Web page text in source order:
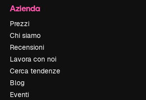
Azienda
Prezzi
Chi siamo
Recensioni
Lavora con noi
Cerca tendenze
Blog
Eventi